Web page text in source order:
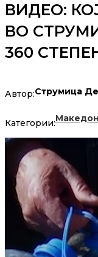
ВИДЕО:
ВО
360
Автор:Струмица
Категории: